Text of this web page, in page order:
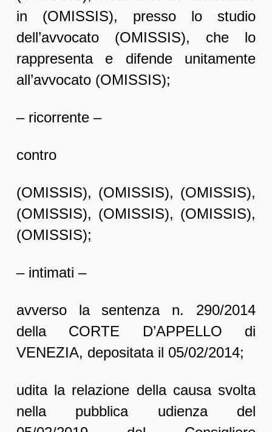
in (OMISSIS), presso lo studio
dell’avvocato (OMISSIS), che lo
rappresenta e difende unitamente
all’avvocato (OMISSIS);
– ricorrente –
contro
(OMISSIS), (OMISSIS), (OMISSIS),
(OMISSIS), (OMISSIS), (OMISSIS),
(OMISSIS);
– intimati –
avverso la sentenza n. 290/2014
della CORTE D’APPELLO di
VENEZIA, depositata il 05/02/2014;
udita la relazione della causa svolta
nella pubblica udienza del